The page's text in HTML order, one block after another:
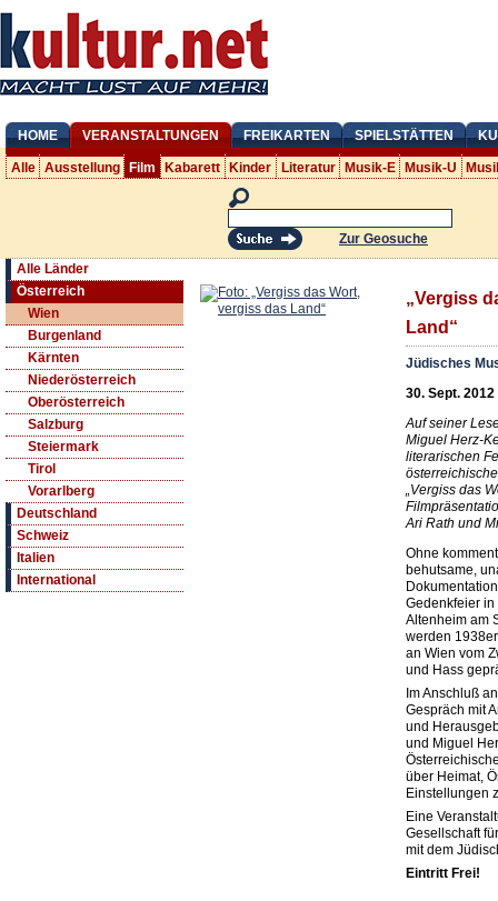
HOME VERANSTALTUNGEN FREIKARTEN SPIELSTÄTTEN
Alle Ausstellung Film Kabarett Kinder Literatur Musik-E Musik-U
Zur Geosuche
Alle Länder
Österreich
Wien
Burgenland
Kärnten
Niederösterreich
Oberösterreich
Salzburg
Steiermark
Tirol
Vorarlberg
Deutschland
Schweiz
Italien
International
„Vergiss
Land“
Jüdisches
30. Sept. 2012
Auf seiner
Miguel Herz-
literarischen
„Vergiss das
Ari Rath und
Ohne
behutsame,
Gedenkfeier in
Altenheim am
werden
an Wien vom
und Hass
Im Anschluß
Gespräch mit
und
und Miguel
über Heimat,
Einstellungen
Eine
Gesellschaft
mit dem
Eintritt Frei!